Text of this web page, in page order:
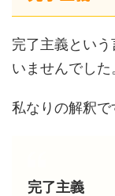
完了主義とい
いませんでした
私なりの解釈で
完了主義